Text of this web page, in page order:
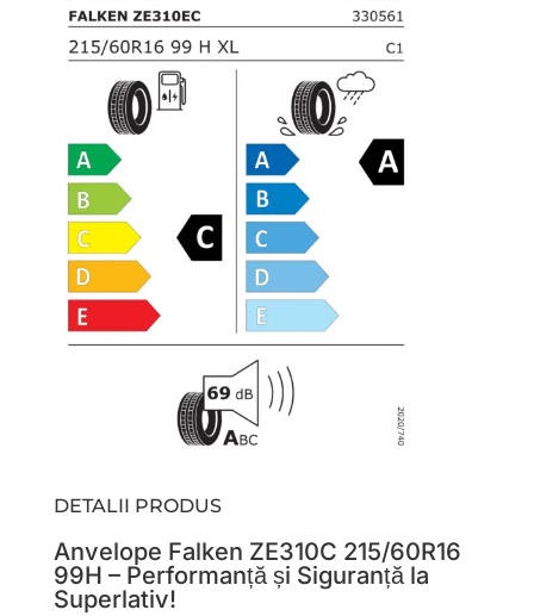
DETALII PRODUS
Anvelope Falken ZE310C 215/60R16
99H – Performanță și Siguranță la
Superlativ!